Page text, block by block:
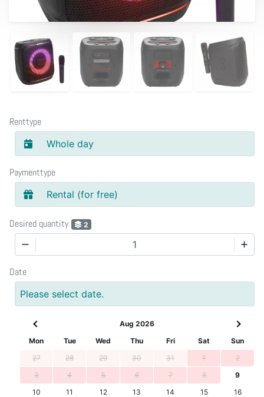
Renttype
Whole day
Paymenttype
Rental (for free)
Desired quantity 2
1
Date
Please select date.
Aug 2026
Mon
Tue Wed Thu Fri Sat
Sun
27
28 29 30 31 1
2
3
4 5 6 7 8
9
10
11 12 13 14 15
16